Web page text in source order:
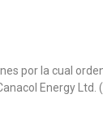
por la cual
Energy Ltd.